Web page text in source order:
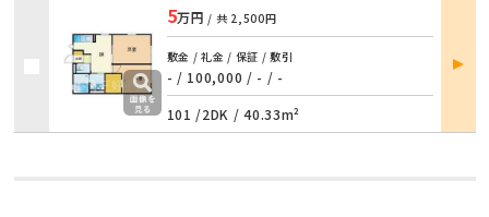
5万円 / 共 2,500円
敷金 / 礼金 / 保証 / 敷引
- / 100,000 / - / -
101 /2DK /40.33m²
部屋
詳細